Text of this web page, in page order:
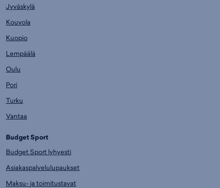
Jyväskylä
Kouvola
Kuopio
Lempäälä
Oulu
Pori
Turku
Vantaa
Budget Sport
Budget Sport lyhyesti
Asiakaspalvelulupaukset
Maksu- ja toimitustavat